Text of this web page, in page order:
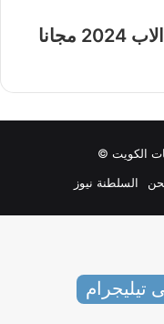
مقطع الينا انجل العراقية زوجة الاب 2024 مجانا
الكويت ©
السلطنة نيوز
تيليجرام